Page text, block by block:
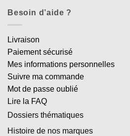
Besoin d’aide ?
Livraison
Paiement sécurisé
Mes informations personnelles
Suivre ma commande
Mot de passe oublié
Lire la FAQ
Dossiers thématiques
Histoire de nos marques